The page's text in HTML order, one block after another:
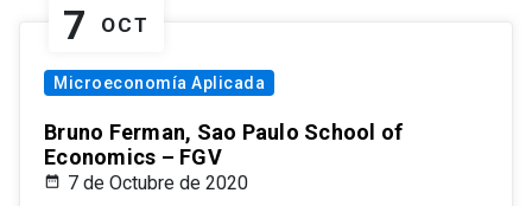
7 OCT
Microeconomía Aplicada
Bruno Ferman, Sao Paulo School of
Economics – FGV
7 de Octubre de 2020